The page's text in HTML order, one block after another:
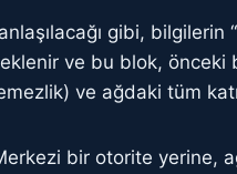
gibi,
ve bu blok,
ve ağdaki tüm
bir otorite yerine,